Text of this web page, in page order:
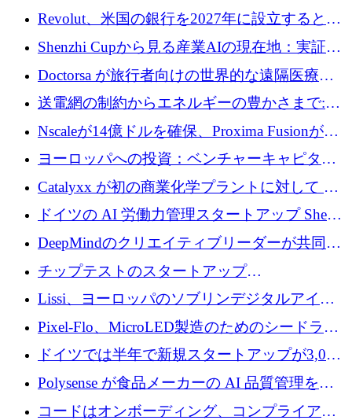
ユーロを超える 70 以上のテクノロジー資金調
Revolut、米国の銀行を2027年に設立すると米
国の社長が語る
Shenzhi Cupから見る産業AIの現在地：実証と
産業実装への道筋
Doctorsa が旅行者向けの世界的な遠隔医療プ
ラットフォームを拡大するために 100 万ユー
ロを調達
送電網の制約からエネルギーの豊かさまで:
Envision の Gobi X がヨーロッパの AI の未来
にどのように貢献できるか
Nscaleが14億ドルを確保、Proxima Fusionが4
億1,100万ユーロを獲得、Invest EuropeはVCの
ヨーロッパへの投資：ベンチャーキャピタル
が過去2番目に高い水準に到達
Catalyxx が初の商業化学プラントに対して EU
から 2,000 万ユーロ以上の支援を獲得
ドイツの AI 労働力管理スタートアップ Sherpa
がプレシードで 220 万ドルを調達
DeepMindのクリエイティブリーダーが共同設
立したAIライティングのスタートアップが
1,300万ドルのシード投資を調達
チップテストのスタートアップ
QuantumDiamondsが株式資金で1,500万ユーロ
を調達
Lissi、ヨーロッパのソブリンデジタルアイデ
ンティティの未来を推進するために350万ユー
ロを調達
Pixel-Flo、MicroLED製造のためのシードラウ
ンドで525万ポンドを獲得
ドイツでは半年で新規スタートアップが3,000
社という記録を目の当たりにし、涙を流すハ
ンブルク
Polysense が食品メーカーの AI 品質管理を拡
張するために 1,070 万ドルを調達
コードはオンボーディング、コンプライアン